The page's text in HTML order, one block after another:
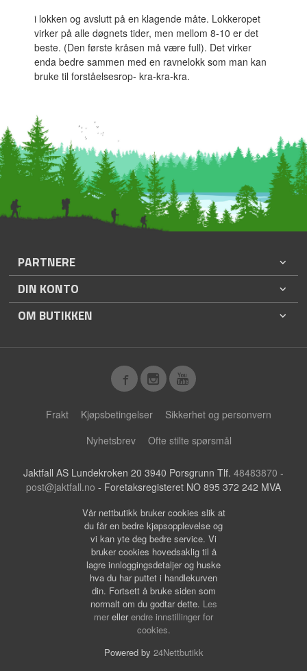
i lokken og avslutt på en klagende måte. Lokkeropet
virker på alle døgnets tider, men mellom 8-10 er det
beste. (Den første kråsen må være full). Det virker
enda bedre sammen med en ravnelokk som man kan
bruke til forståelsesrop- kra-kra-kra.
PARTNERE
DIN KONTO
OM BUTIKKEN
Frakt Kjøpsbetingelser
Sikkerhet og personvern
Nyhetsbrev
Ofte stilte spørsmål
Jaktfall AS Lundekroken 20 3940 Porsgrunn Tlf. 48483870 -
post@jaktfall.no - Foretaksregisteret NO 895 372 242 MVA
Vår nettbutikk bruker cookies slik at
du får en bedre kjøpsopplevelse og
vi kan yte deg bedre service. Vi
bruker cookies hovedsaklig til å
lagre innloggingsdetaljer og huske
hva du har puttet i handlekurven
din. Fortsett å bruke siden som
normalt om du godtar dette. Les
mer ellerendre innstillinger for
cookies.
Powered by 24Nettbutikk